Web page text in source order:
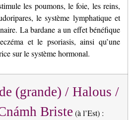
les poumons, le foie, les reins,
le système lymphatique et
La bardane a un effet bénéfique
et le psoriasis, ainsi qu’une
sur le système hormonal.
(grande) / Halous /
Briste (à l’Est) :